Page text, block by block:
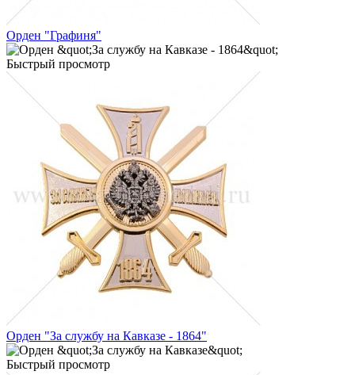
Орден "Графиня"
Быстрый просмотр
Орден "За службу на Кавказе - 1864"
Быстрый просмотр